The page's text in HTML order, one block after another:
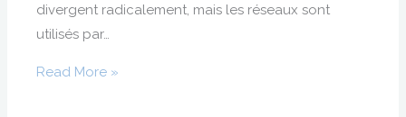
divergent radicalement, mais les réseaux sont
utilisés par…
Read More »